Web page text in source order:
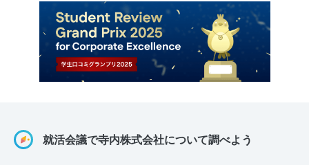
就活会議で寺内株式会社について調べよう